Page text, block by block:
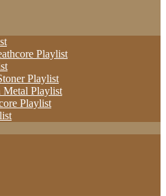
Playlist
Playlist
Playlist
Playlist